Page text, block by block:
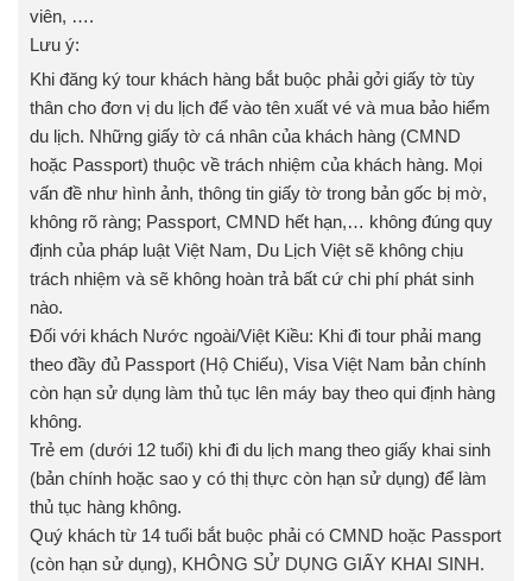
viên, ….
Lưu ý:
Khi đăng ký tour khách hàng bắt buộc phải gởi giấy tờ tùy
thân cho đơn vị du lịch để vào tên xuất vé và mua bảo hiểm
du lịch. Những giấy tờ cá nhân của khách hàng (CMND
hoặc Passport) thuộc về trách nhiệm của khách hàng. Mọi
vấn đề như hình ảnh, thông tin giấy tờ trong bản gốc bị mờ,
không rõ ràng; Passport, CMND hết hạn,… không đúng quy
định của pháp luật Việt Nam, Du Lịch Việt sẽ không chịu
trách nhiệm và sẽ không hoàn trả bất cứ chi phí phát sinh
nào.
Đối với khách Nước ngoài/Việt Kiều: Khi đi tour phải mang
theo đầy đủ Passport (Hộ Chiếu), Visa Việt Nam bản chính
còn hạn sử dụng làm thủ tục lên máy bay theo qui định hàng
không.
Trẻ em (dưới 12 tuổi) khi đi du lịch mang theo giấy khai sinh
(bản chính hoặc sao y có thị thực còn hạn sử dụng) để làm
thủ tục hàng không.
Quý khách từ 14 tuổi bắt buộc phải có CMND hoặc Passport
(còn hạn sử dụng), KHÔNG SỬ DỤNG GIẤY KHAI SINH.